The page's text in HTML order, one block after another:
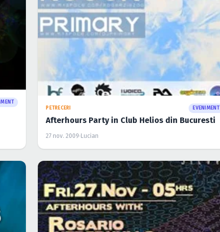
PETRECERI EVENIMENT
Afterhours Party in Club Helios din Bucuresti
27 nov. 2009· Lucian